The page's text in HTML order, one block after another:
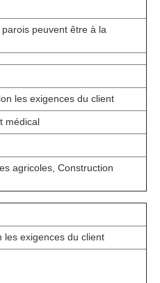
peuvent être à la
les exigences du client
médical
agricoles, Construction
les exigences du client